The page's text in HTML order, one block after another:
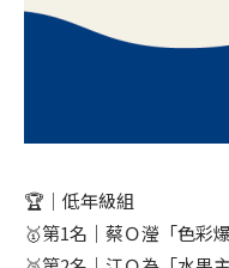
🏆｜低年級組
🥇第1名｜蔡Ｏ瀅「色彩